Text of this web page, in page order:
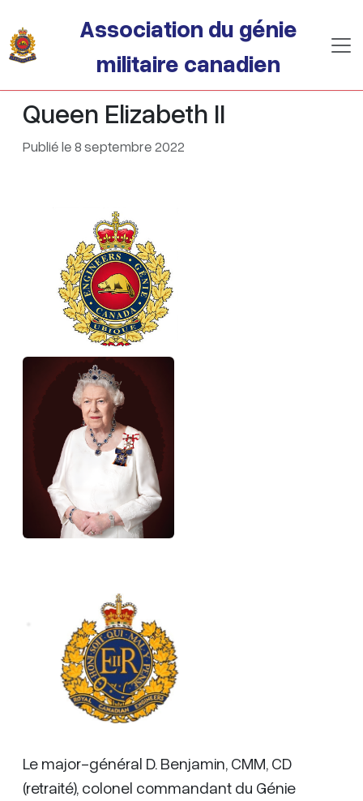
Association du génie
militaire canadien
Queen Elizabeth II
Publié le 8 septembre 2022
Le major-général D. Benjamin, CMM, CD
(retraité), colonel commandant du Génie